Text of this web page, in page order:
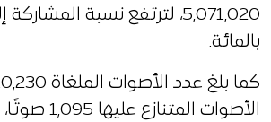
بالمائة.
الأصوات